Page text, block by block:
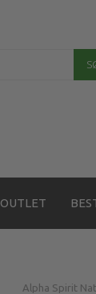
OUTLET
Alpha Spirit